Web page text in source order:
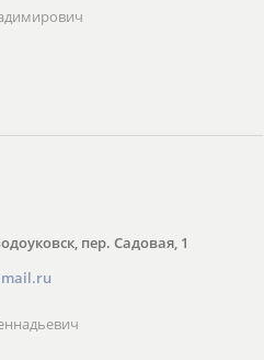
пер. Садовая, 1